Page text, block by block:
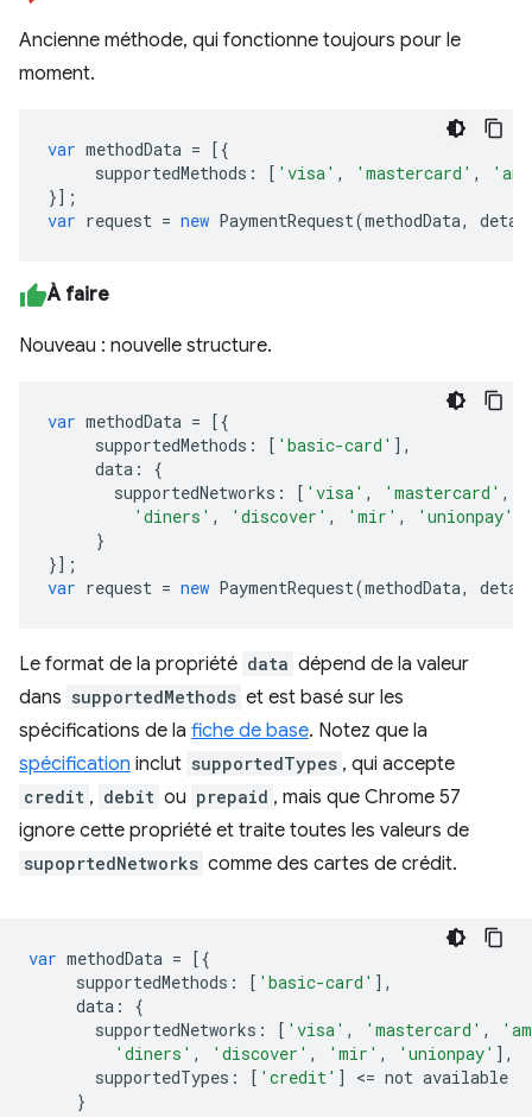
Ancienne méthode, qui fonctionne toujours pour le
moment.
var methodData = [{
supportedMethods : [ 'visa' , 'mastercard' ,
}];
var request = new PaymentRequest(methodData,
À faire
Nouveau : nouvelle structure.
var methodData = [{
supportedMethods : [ 'basic-card' ],
data :
{
supportedNetworks : [ 'visa' , 'mastercard' ,
'diners' , 'discover' , 'mir' , 'unionpay'
}
}];
var request = new PaymentRequest(methodData,
Le format de la propriété data dépend de la valeur
dans supportedMethods et est basé sur les
spécifications de la fiche de base. Notez que la
spécification inclut supportedTypes , qui accepte
credit , debit ou prepaid , mais que Chrome 57
ignore cette propriété et traite toutes les valeurs de
supoprtedNetworks comme des cartes de crédit.
var methodData = [{
supportedMethods : [ 'basic-card' ],
data :
{
supportedNetworks : [ 'visa' , 'mastercard' ,
'diners' , 'discover' , 'mir' , 'unionpay' ],
supportedTypes : [ 'credit' ] <= not available
}